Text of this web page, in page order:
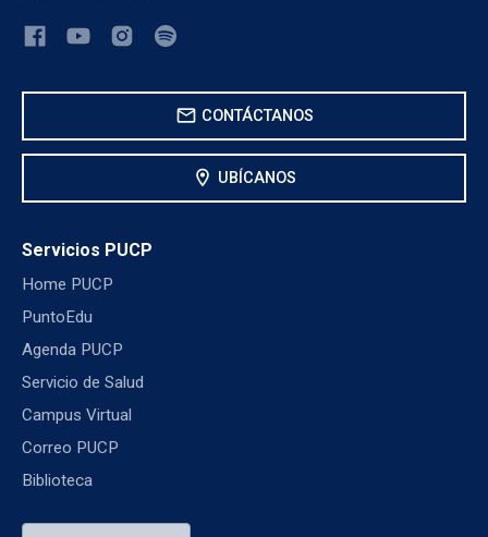
mail CONTÁCTANOS
location_on UBÍCANOS
Servicios PUCP
Home PUCP
PuntoEdu
Agenda PUCP
Servicio de Salud
Campus Virtual
Correo PUCP
Biblioteca